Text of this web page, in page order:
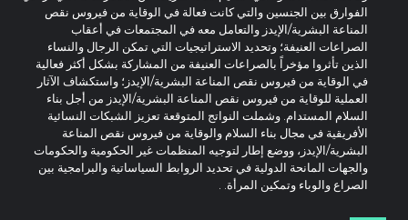
الفوارق بين الجنسين والتي كانت فعالة في الوقاية من فيروس نقص
المناعة البشرية/الإيدز والتعامل معه في المجتمعات في أعقاب
الصراعات العنيفة؛ وتحديد الاستراتيجيات التي تمكن الرجال والنساء
الذين تأثروا مؤخراً بالصراعات العنيفة من المشاركة بشكل أكثر فعالية
في الوقاية من فيروس نقص المناعة البشرية/الإيدز؛ واستكشاف الآثار
العملية للوقاية من فيروس نقص المناعة البشرية/الإيدز من أجل بناء
السلام المستدام. وشملت النواتج المتوقعة تعزيز الشبكات النسائية
الأفريقية في مجال بناء السلام والوقاية من فيروس نقص المناعة
البشرية/الإيدز، ووضع إطار لتوجيه المنظمات غير الحكومية والحكومات
والجهات المانحة الدولية في تحديد الروابط السياساتية والبرامجية بين
الصراع والوباء وتمكين المرأة. .